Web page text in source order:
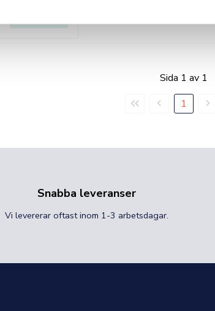
Sida 1 av 1
Första
sidan
Föregående
sida
1
Nästa
sida
Snabba leveranser
Vi levererar oftast inom 1-3 arbetsdagar.